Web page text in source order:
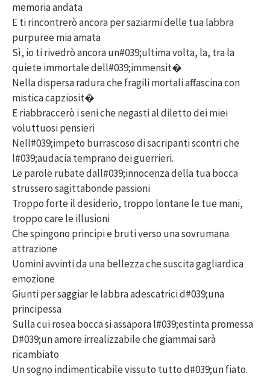
memoria andata
E ti rincontrerò ancora per saziarmi delle tua labbra
purpuree mia amata
Sì, io ti rivedrò ancora un#039;ultima volta, la, tra la
quiete immortale dell#039;immensit�
Nella dispersa radura che fragili mortali affascina con
mistica capziosit�
E riabbraccerò i seni che negasti al diletto dei miei
voluttuosi pensieri
Nell#039;impeto burrascoso di sacripanti scontri che
l#039;audacia temprano dei guerrieri.
Le parole rubate dall#039;innocenza della tua bocca
strussero sagittabonde passioni
Troppo forte il desiderio, troppo lontane le tue mani,
troppo care le illusioni
Che spingono principi e bruti verso una sovrumana
attrazione
Uomini avvinti da una bellezza che suscita gagliardica
emozione
Giunti per saggiar le labbra adescatrici d#039;una
principessa
Sulla cui rosea bocca si assapora l#039;estinta promessa
D#039;un amore irrealizzabile che giammai sarà
ricambiato
Un sogno indimenticabile vissuto tutto d#039;un fiato.